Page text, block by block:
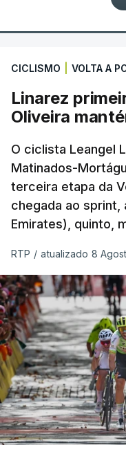
CICLISMO VOLTA A
Linarez
Oliveira
O ciclista Leangel
Matinados-
terceira etapa da
chegada ao sprint,
Emirates), quinto,
RTP / atualizado 8